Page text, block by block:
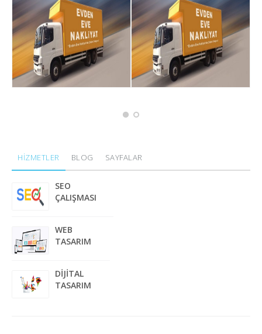
HİZMETLER BLOG SAYFALAR
SEO
ÇALIŞMASI
WEB
TASARIM
DİJİTAL
TASARIM